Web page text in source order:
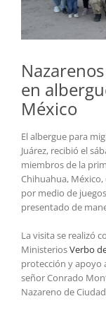
en
México
El albergue para
Juárez, recibió el
miembros de la
Chihuahua,
por medio de
presentado de
La visita se realizó
MinisteriosVerbo
protección y apoyo
señor Conrado
Nazareno de